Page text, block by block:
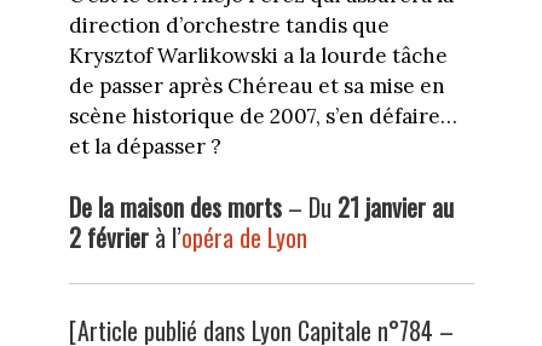
direction d’orchestre tandis que
Krysztof Warlikowski a la lourde tâche
de passer après Chéreau et sa mise en
scène historique de 2007, s’en défaire…
et la dépasser ?
De la maison des morts – Du 21 janvier au
2 février à l’opéra de Lyon
[Article publié dans Lyon Capitale n°784 –